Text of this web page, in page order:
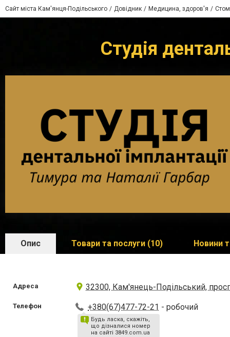
Сайт міста Кам'янця-Подільського Довідник Медицина, здоров'я
Студія
Опис Товари та послуги (10) Новини
Адреса 32300, Кам'янець-Подільський,
Телефон +380(67)477-72-21 - робочий
Будь ласка, скажіть,
що дізналися номер
на сайті 3849.com.ua